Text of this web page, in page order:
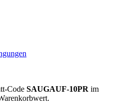
Code SAUGAUF-10PR im